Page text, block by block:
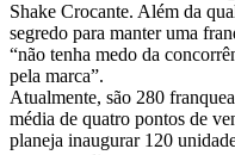
Shake Crocante. Além da
segredo para manter uma
“não tenha medo da
pela marca”.
Atualmente, são 280
média de quatro pontos de
planeja inaugurar 120